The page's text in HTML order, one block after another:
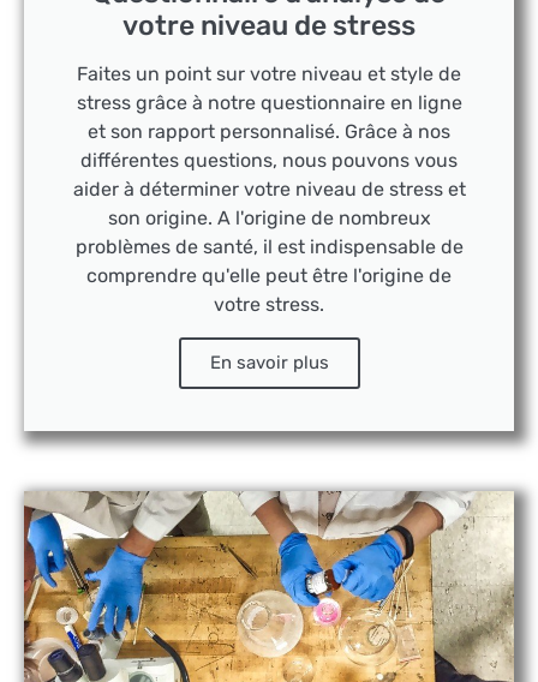
votre niveau de stress
Faites un point sur votre niveau et style de
stress grâce à notre questionnaire en ligne
et son rapport personnalisé. Grâce à nos
différentes questions, nous pouvons vous
aider à déterminer votre niveau de stress et
son origine. A l'origine de nombreux
problèmes de santé, il est indispensable de
comprendre qu'elle peut être l'origine de
votre stress.
En savoir plus